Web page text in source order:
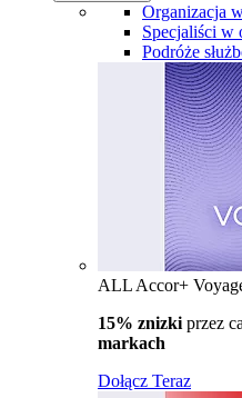
Organizacja
Specjaliści w
Podróże
ALL Accor+
15% znizki przez
markach
Dołącz Teraz